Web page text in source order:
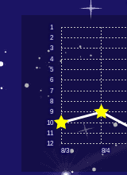
8/3 8/4
12
11
10
9
8
7
6
5
4
3
2
1